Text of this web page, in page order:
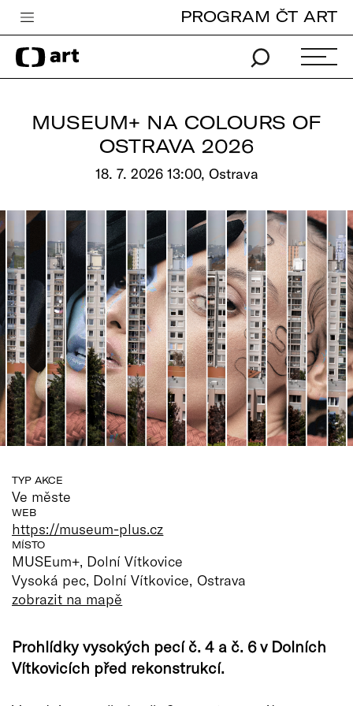
Česká televize
Zpravodajství
Vše o ČT
PROGRAM ČT ART
MUSEUM+ NA COLOURS OF
OSTRAVA 2026
18. 7. 2026 13:00, Ostrava
TYP AKCE
Ve měste
WEB
https://museum-plus.cz
MÍSTO
MUSEum+, Dolní Vítkovice
Vysoká pec, Dolní Vítkovice, Ostrava
zobrazit na mapě
Prohlídky vysokých pecí č. 4 a č. 6 v Dolních
Vítkovicích před rekonstrukcí.